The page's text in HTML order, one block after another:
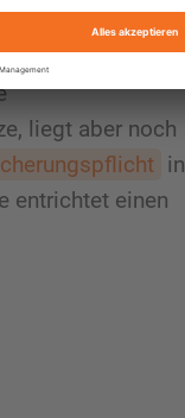
liegt aber noch
in
entrichtet einen